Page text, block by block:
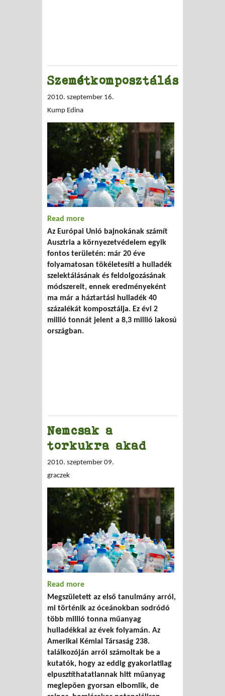
Szemétkomposztálás
2010. szeptember 16.
Kump Edina
Read more
Az Európai Unió bajnokának számít
Ausztria a környezetvédelem egyik
fontos területén: már 20 éve
folyamatosan tökéletesíti a hulladék
szelektálásának és feldolgozásának
módszereit, ennek eredményeként
ma már a háztartási hulladék 40
százalékát komposztálja. Ez évi 2
millió tonnát jelent a 8,3 millió lakosú
országban.
Nemcsak a
torkukra akad
2010. szeptember 09.
graczek
Read more
Megszületett az első tanulmány arról,
mi történik az óceánokban sodródó
több millió tonna műanyag
hulladékkal az évek folyamán. Az
Amerikai Kémiai Társaság 238.
találkozóján arról számoltak be a
kutatók, hogy az eddig gyakorlatilag
elpusztíthatatlannak hitt műanyag
meglepően gyorsan elbomlik, de